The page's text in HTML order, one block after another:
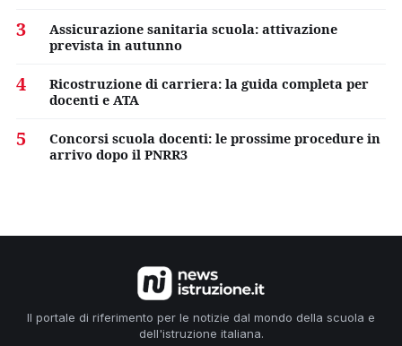
3
Assicurazione sanitaria scuola: attivazione
prevista in autunno
4
Ricostruzione di carriera: la guida completa per
docenti e ATA
5
Concorsi scuola docenti: le prossime procedure in
arrivo dopo il PNRR3
Il portale di riferimento per le notizie dal mondo della scuola e
dell'istruzione italiana.